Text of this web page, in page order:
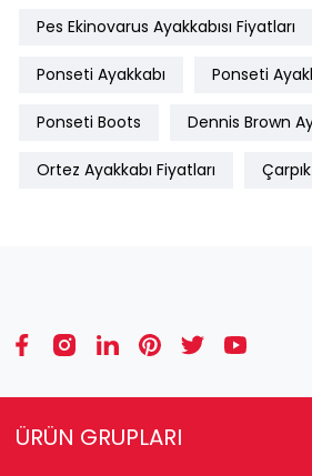
Pes Ekinovarus Ayakkabısı Fiyatları
Ponseti Ayakkabı Ponseti
Ponseti Boots Dennis Brown
Ortez Ayakkabı Fiyatları
ÜRÜN GRUPLARI